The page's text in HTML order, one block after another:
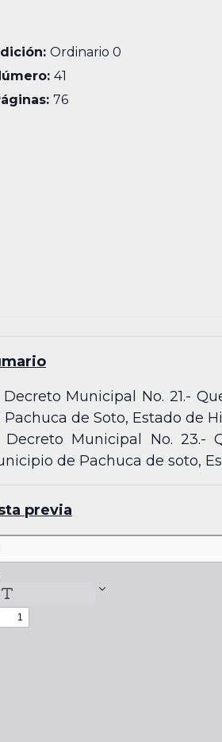
Ordinario 0
41
76
Decreto Municipal No. 21.-
Pachuca de Soto, Estado de
Decreto Municipal No. 23.-
de Pachuca de soto,
previa